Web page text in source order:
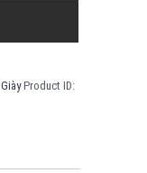
Giày Product ID: